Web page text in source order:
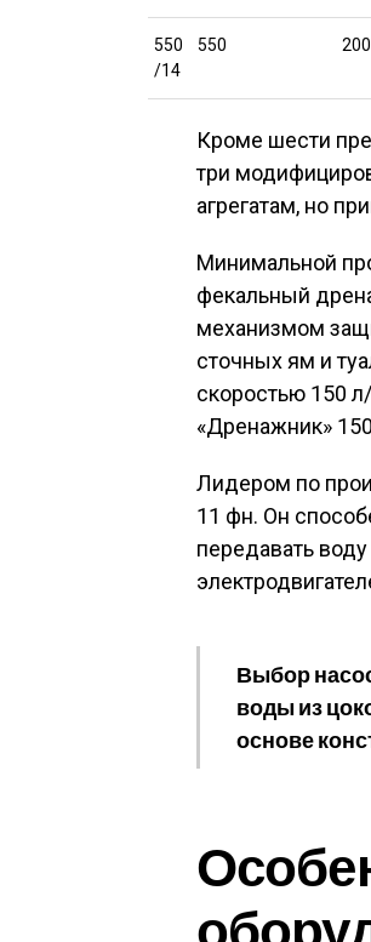
550
/14
550
Кроме шести
три
агрегатам, но
Минимальной
фекальный
механизмом
сточных ям и
скоростью 150
«Дренажник»
Лидером по
11 фн. Он
передавать
Выбор
воды из
основе